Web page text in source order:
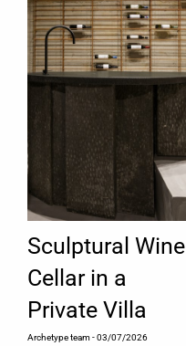
Sculptural Wine
Cellar in a
Private Villa
Archetype team- 03/07/2026